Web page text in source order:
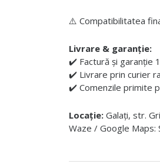
⚠️ Compatibilitatea
Livrare & garanție:
✔️ Factură și garanție
✔️ Livrare prin curier
✔️ Comenzile primite
Locație: Galați, str.
Waze / Google Maps: